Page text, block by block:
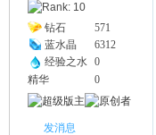
钻石
571
蓝水晶
6312
经验之水 0
精华
0
发消息